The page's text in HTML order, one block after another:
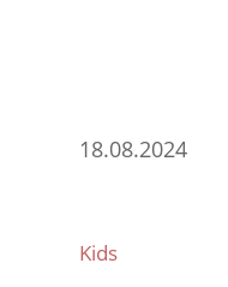
18.08.2024
Kids